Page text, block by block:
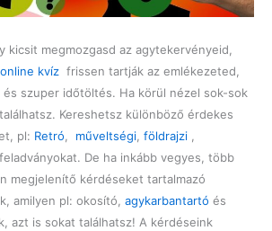
kicsit megmozgasd az agytekervényeid,
online kvíz frissen tartják az emlékezeted,
szuper időtöltés. Ha körül nézel sok-sok
Kereshetsz különböző érdekes
pl: Retró műveltségi földrajzi
De ha inkább vegyes, több
megjelenítő kérdéseket tartalmazó
amilyen pl: okosító, agykarbantartó és
azt is sokat találhatsz! A kérdéseink